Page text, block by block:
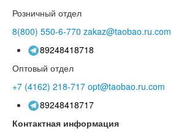
Розничный отдел
8(800) 550-6-770 zakaz@taobao.ru.com
89248418718
Оптовый отдел
+7 (4162) 218-717 opt@taobao.ru.com
89248418717
Контактная информация